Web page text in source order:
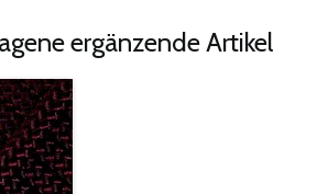
ergänzende Artikel